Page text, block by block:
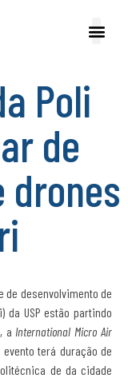
Poli
de
drones
de desenvolvimento de
da USP estão partindo
a International Micro Air
evento terá duração de
de da cidade